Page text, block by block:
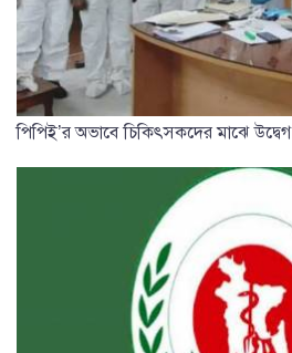
পিপিই’র অভাবে চিকিৎসকদের মাঝে উদ্বেগ